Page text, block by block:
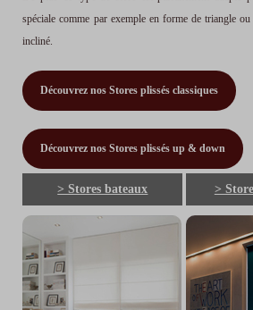
spéciale comme par exemple en forme de triangle
incliné.
Découvrez nos Stores plissés classiques
Découvrez nos Stores plissés up & down
> Stores bateaux >